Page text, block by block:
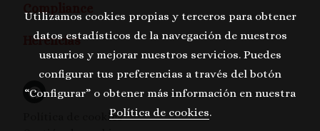
Compliance
Herencias
Política de cookies
Utilizamos cookies propias y terceros para obtener
datos estadísticos de la navegación de nuestros
usuarios y mejorar nuestros servicios. Puedes
configurar tus preferencias a través del botón
“Configurar” o obtener más información en nuestra
Política de cookies.